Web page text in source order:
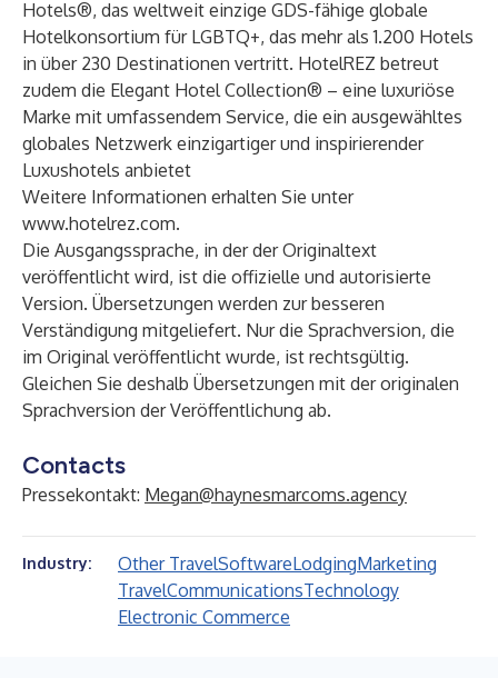
Hotels®, das weltweit einzige GDS-fähige globale
Hotelkonsortium für LGBTQ+, das mehr als 1.200 Hotels
in über 230 Destinationen vertritt. HotelREZ betreut
zudem die Elegant Hotel Collection® – eine luxuriöse
Marke mit umfassendem Service, die ein ausgewähltes
globales Netzwerk einzigartiger und inspirierender
Luxushotels anbietet
Weitere Informationen erhalten Sie unter
www.hotelrez.com.
Die Ausgangssprache, in der der Originaltext
veröffentlicht wird, ist die offizielle und autorisierte
Version. Übersetzungen werden zur besseren
Verständigung mitgeliefert. Nur die Sprachversion, die
im Original veröffentlicht wurde, ist rechtsgültig.
Gleichen Sie deshalb Übersetzungen mit der originalen
Sprachversion der Veröffentlichung ab.
Contacts
Pressekontakt: Megan@haynesmarcoms.agency
Industry: Other TravelSoftwareLodgingMarketing
TravelCommunicationsTechnology
Electronic Commerce